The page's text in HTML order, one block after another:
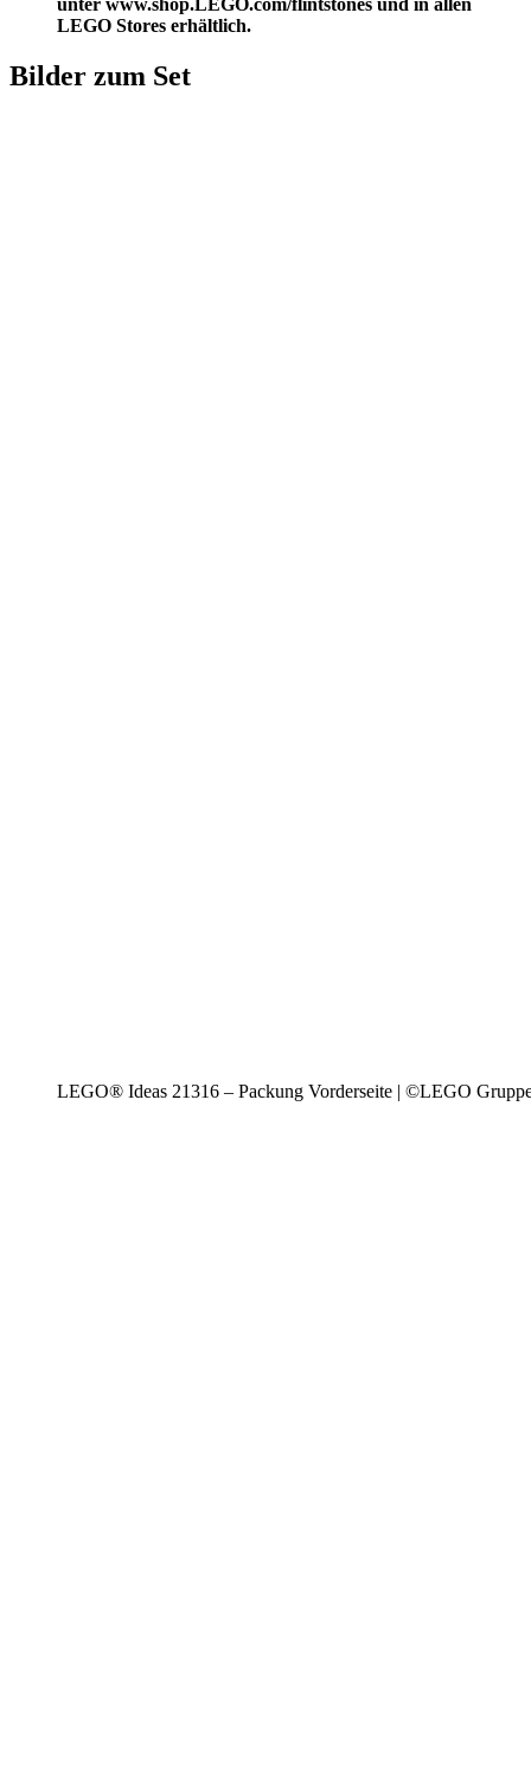
unter www.shop.LEGO.com/flintstones und in allen
LEGO Stores erhältlich.
Bilder zum Set
LEGO® Ideas 21316 – Packung Vorderseite | ©LEGO